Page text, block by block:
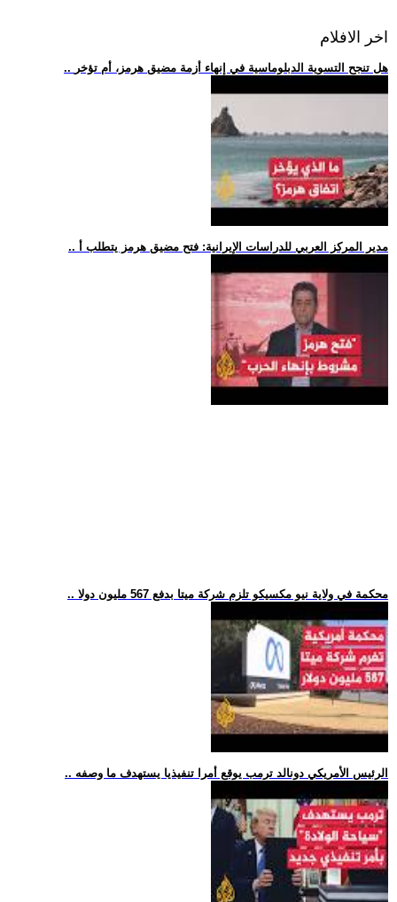
اخر الافلام
.. هل تنجح التسوية الدبلوماسية في إنهاء أزمة مضيق هرمز، أم تؤخر
.. مدير المركز العربي للدراسات الإيرانية: فتح مضيق هرمز يتطلب أ
.. محكمة في ولاية نيو مكسيكو تلزم شركة ميتا بدفع 567 مليون دولا
.. الرئيس الأمريكي دونالد ترمب يوقع أمرا تنفيذيا يستهدف ما وصفه